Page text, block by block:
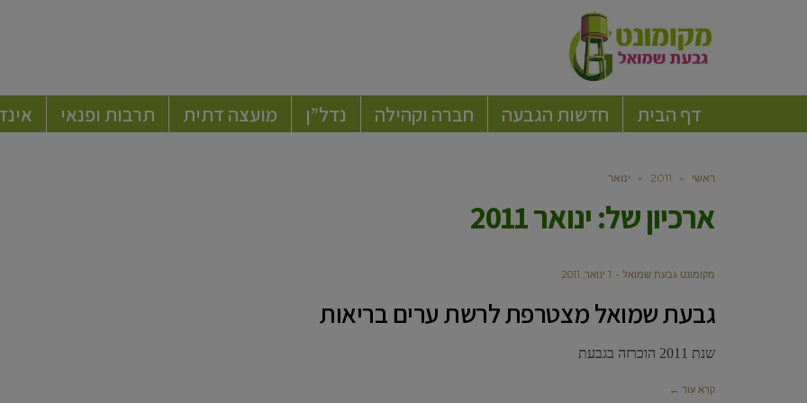
דף הבית חדשות הגבעה חברה וקהילה נדל”ן מועצה דתית תרבות ופנאי
ראשי »
2011
» ינואר
ארכיון של:ינואר 2011
מקומונט גבעת שמואל 1 ינואר, 2011
גבעת שמואל מצטרפת לרשת ערים בריאות
שנת 2011 הוכרזה בגבעת
קרא עוד ←